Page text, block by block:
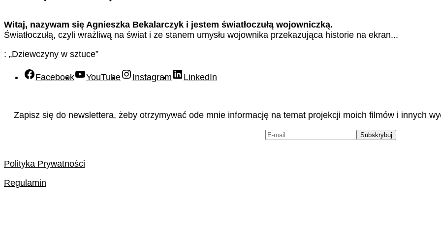
Witaj, nazywam się Agnieszka Bekalarczyk i jestem światłoczułą wojowniczką.
Światłoczułą, czyli wrażliwą na świat i ze stanem umysłu wojownika przekazująca historie na ekran...
: „Dziewczyny w sztuce”
Facebook YouTube Instagram LinkedIn
Zapisz się do newslettera, żeby otrzymywać ode mnie informację na temat projekcji moich filmów i innych
Polityka Prywatności
Regulamin